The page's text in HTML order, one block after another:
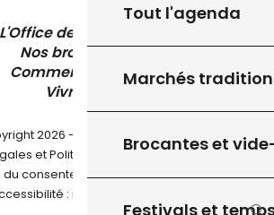
Tout l'agenda
Marchés
Brocantes et
Festivals et
L'Office de Tourisme
Nos brochures
Comment venir ?
Vivre ici
2026 - Pays de Gourdon
et Politique de confidentialité-
du consentement-Plan du site-
: non conforme